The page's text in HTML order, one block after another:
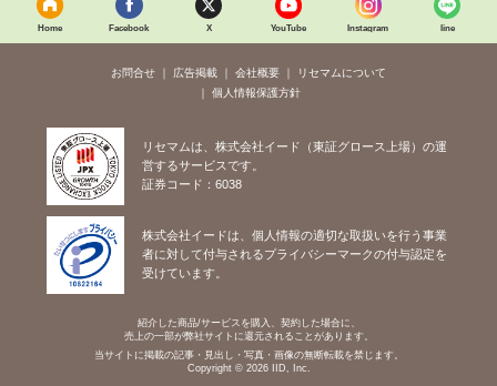
Home Facebook X YouTube Instagram line
お問合せ 広告掲載 会社概要
リセマムについて
個人情報保護方針
リセマムは、株式会社イード（東証グロース上場）の運
営するサービスです。
証券コード：6038
株式会社イードは、個人情報の適切な取扱いを行う事業
者に対して付与されるプライバシーマークの付与認定を
受けています。
紹介した商品/サービスを購入、契約した場合に、
売上の一部が弊社サイトに還元されることがあります。
当サイトに掲載の記事・見出し・写真・画像の無断転載を禁じます。
Copyright © 2026 IID, Inc.